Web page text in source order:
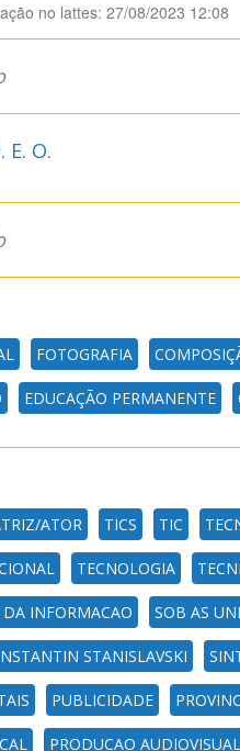
no lattes: 27/08/2023 12:08
E. O.
FOTOGRAFIA
EDUCAÇÃO PERMANENTE
ATOR TICS TIC
TECNOLOGIA
INFORMACAO SOB AS
STANISLAVSKI
PUBLICIDADE
PRODUCAO AUDIOVISUAL